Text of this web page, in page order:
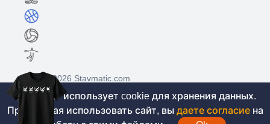
©2017-2026 Stavmatic.com
Для лиц старше 18 лет. На сайте не
Этот сайт использует cookie для хранения данных.
Продолжая использовать сайт, вы даете согласие на